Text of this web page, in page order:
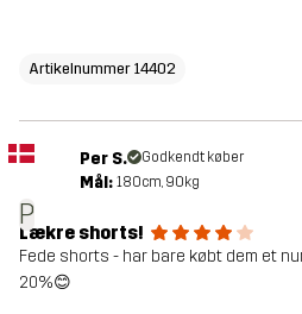
Artikelnummer 14402
P
Per S. Godkendt køber
Mål: 180cm, 90kg
Lækre shorts!
Fede shorts - har bare købt dem et
20%😊